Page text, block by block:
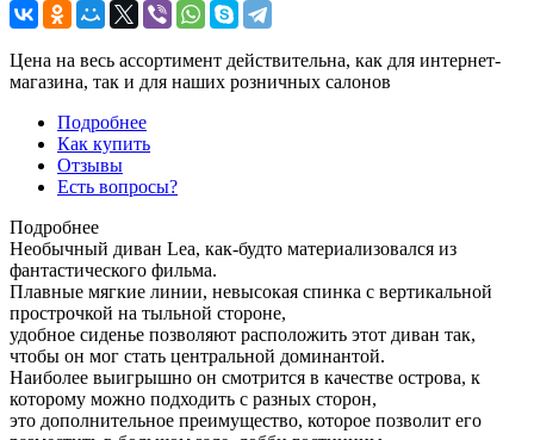
Цена на весь ассортимент действительна, как для интернет-
магазина, так и для наших розничных салонов
Подробнее
Как купить
Отзывы
Есть вопросы?
Подробнее
Необычный диван Lea, как-будто материализовался из
фантастического фильма.
Плавные мягкие линии, невысокая спинка с вертикальной
прострочкой на тыльной стороне,
удобное сиденье позволяют расположить этот диван так,
чтобы он мог стать центральной доминантой.
Наиболее выигрышно он смотрится в качестве острова, к
которому можно подходить с разных сторон,
это дополнительное преимущество, которое позволит его